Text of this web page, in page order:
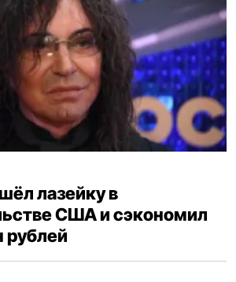
лазейку в
США и сэкономил
рублей